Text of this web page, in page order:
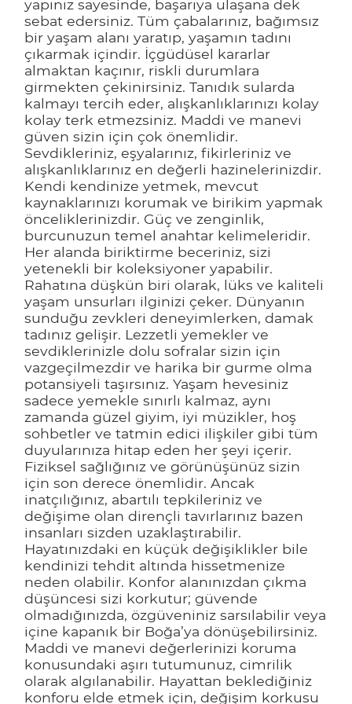
yapınız sayesinde, başarıya ulaşana dek
sebat edersiniz. Tüm çabalarınız, bağımsız
bir yaşam alanı yaratıp, yaşamın tadını
çıkarmak içindir. İçgüdüsel kararlar
almaktan kaçınır, riskli durumlara
girmekten çekinirsiniz. Tanıdık sularda
kalmayı tercih eder, alışkanlıklarınızı kolay
kolay terk etmezsiniz. Maddi ve manevi
güven sizin için çok önemlidir.
Sevdikleriniz, eşyalarınız, fikirleriniz ve
alışkanlıklarınız en değerli hazinelerinizdir.
Kendi kendinize yetmek, mevcut
kaynaklarınızı korumak ve birikim yapmak
önceliklerinizdir. Güç ve zenginlik,
burcunuzun temel anahtar kelimeleridir.
Her alanda biriktirme beceriniz, sizi
yetenekli bir koleksiyoner yapabilir.
Rahatına düşkün biri olarak, lüks ve kaliteli
yaşam unsurları ilginizi çeker. Dünyanın
sunduğu zevkleri deneyimlerken, damak
tadınız gelişir. Lezzetli yemekler ve
sevdiklerinizle dolu sofralar sizin için
vazgeçilmezdir ve harika bir gurme olma
potansiyeli taşırsınız. Yaşam hevesiniz
sadece yemekle sınırlı kalmaz, aynı
zamanda güzel giyim, iyi müzikler, hoş
sohbetler ve tatmin edici ilişkiler gibi tüm
duyularınıza hitap eden her şeyi içerir.
Fiziksel sağlığınız ve görünüşünüz sizin
için son derece önemlidir. Ancak
inatçılığınız, abartılı tepkileriniz ve
değişime olan dirençli tavırlarınız bazen
insanları sizden uzaklaştırabilir.
Hayatınızdaki en küçük değişiklikler bile
kendinizi tehdit altında hissetmenize
neden olabilir. Konfor alanınızdan çıkma
düşüncesi sizi korkutur; güvende
olmadığınızda, özgüveniniz sarsılabilir veya
içine kapanık bir Boğa’ya dönüşebilirsiniz.
Maddi ve manevi değerlerinizi koruma
konusundaki aşırı tutumunuz, cimrilik
olarak algılanabilir. Hayattan beklediğiniz
konforu elde etmek için, değişim korkusu